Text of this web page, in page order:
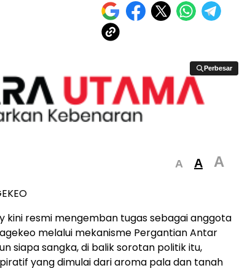
Perbesar
Perbesar
A A A
kini resmi mengemban tugas sebagai anggota
melalui mekanisme Pergantian Antar
siapa sangka, di balik sorotan politik itu,
yang dimulai dari aroma pala dan tanah